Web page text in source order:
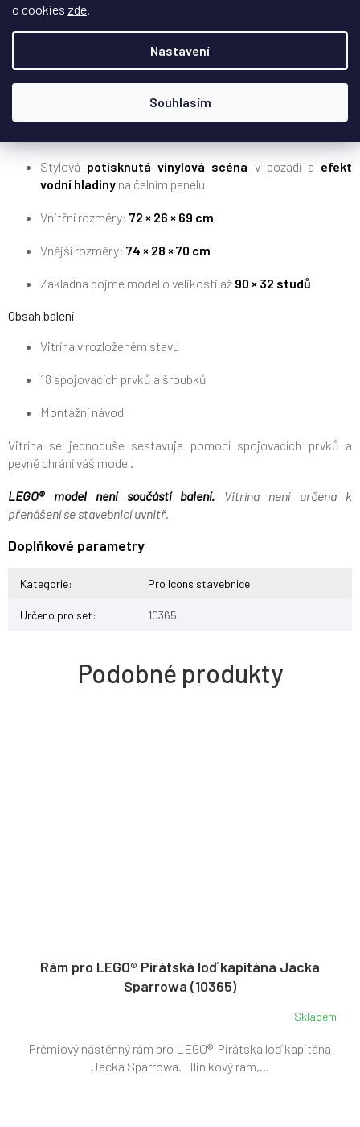
o cookies zde.
Nastavení
Souhlasím
Klíčové vlastnosti
Vitrína je navržena speciálně pro
Stylová potisknutá vinylová scéna v pozadí a efekt
vodní hladiny na čelním panelu
Vnitřní rozměry: 72 × 26 × 69 cm
Vnější rozměry: 74 × 28 × 70 cm
Základna pojme model o velikosti až 90 × 32 studů
Obsah balení
Vitrína v rozloženém stavu
18 spojovacích prvků a šroubků
Montážní návod
Vitrína se jednoduše sestavuje pomocí spojovacích prvků a
pevně chrání váš model.
LEGO® model není součástí balení.
Vitrína není určena k
přenášení se stavebnicí uvnitř.
Doplňkové parametry
Kategorie: Pro Icons stavebnice
Určeno pro set: 10365
Rám pro LEGO® Pirátská loď kapitána Jacka
Sparrowa (10365)
Skladem
Prémiový nástěnný rám pro LEGO® Pirátská loď kapitána
Jacka Sparrowa. Hliníkový rám,...